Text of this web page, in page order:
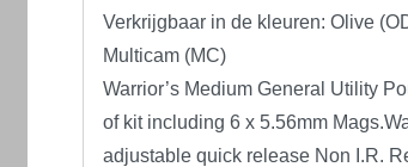
Verkrijgbaar in de kleuren: Olive
Multicam (MC)
Warrior’s Medium General Utility
of kit including 6 x 5.56mm
adjustable quick release Non I.R.